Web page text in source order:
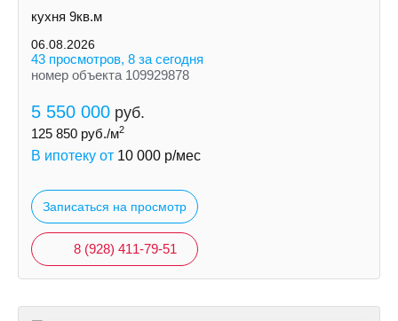
кухня 9кв.м
06.08.2026
43 просмотров, 8 за сегодня
номер объекта 109929878
5 550 000 руб.
125 850 руб./м2
В ипотеку от 10 000 р/мес
Записаться на просмотр
8 (928) 411-79-51